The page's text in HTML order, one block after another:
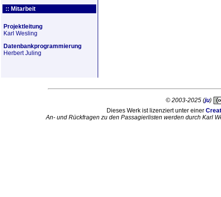
:: Mitarbeit
Projektleitung
Karl Wesling
Datenbankprogrammierung
Herbert Juling
© 2003-2025 (ju)
Dieses Werk ist lizenziert unter einer
An- und Rückfragen zu den Passagierlisten werden durch Karl